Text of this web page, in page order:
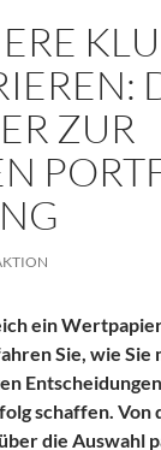
ZUR
ein
Sie, wie Sie
schaffen. Von
die Auswahl